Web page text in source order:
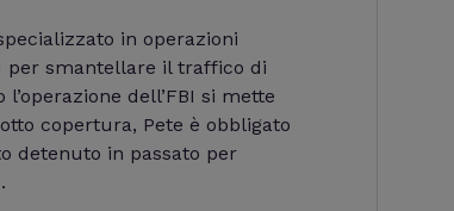
in operazioni
per smantellare il traffico di
dell’FBI si mette
copertura, Pete è obbligato
detenuto in passato per